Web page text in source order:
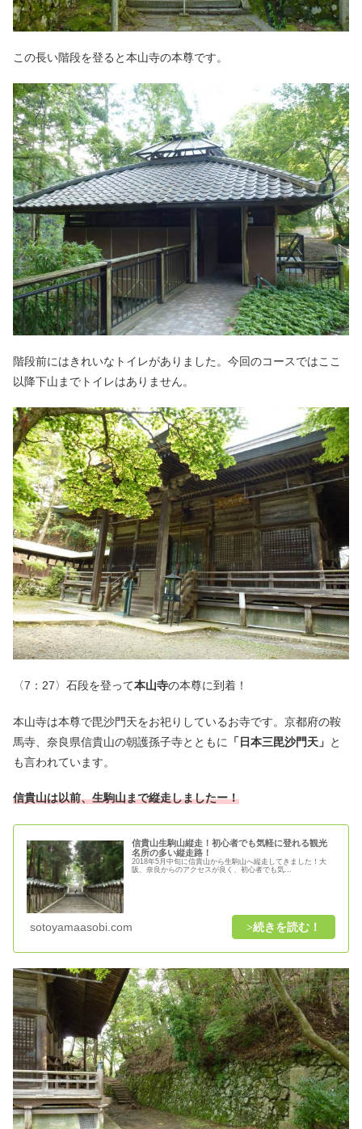
この長い階段を登ると本山寺の本尊です。
階段前にはきれいなトイレがありました。今回のコースではここ
以降下山までトイレはありません。
〈7：27〉石段を登って本山寺の本尊に到着！
本山寺は本尊で毘沙門天をお祀りしているお寺です。京都府の鞍
馬寺、奈良県信貴山の朝護孫子寺とともに
「日本三毘沙門天」 と
も言われています。
信貴山は以前、生駒山まで縦走しましたー！
信貴山生駒山縦走！初心者でも気軽に登れる観光
名所の多い縦走路！
2018年5月中旬に信貴山から生駒山へ縦走してきました！大
阪、奈良からのアクセスが良く、初心者でも気...
sotoyamaasobi.com